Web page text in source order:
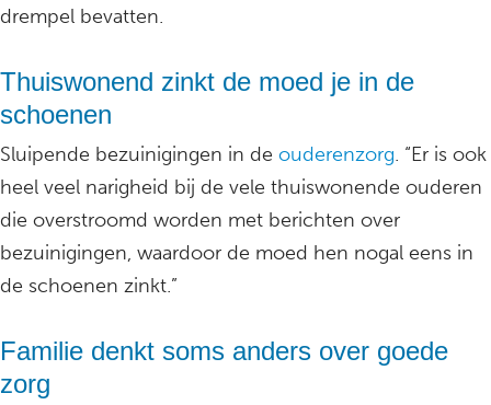
drempel bevatten.
Thuiswonend zinkt de moed je in de
schoenen
Sluipende bezuinigingen in de ouderenzorg. “Er is ook
heel veel narigheid bij de vele thuiswonende ouderen
die overstroomd worden met berichten over
bezuinigingen, waardoor de moed hen nogal eens in
de schoenen zinkt.”
Familie denkt soms anders over goede
zorg